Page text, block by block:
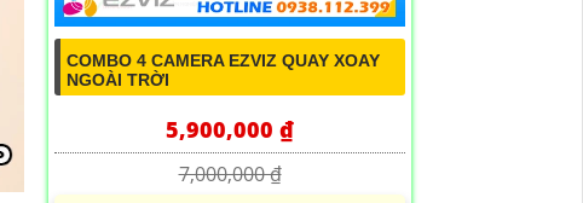
COMBO 4 CAMERA EZVIZ QUAY XOAY
NGOÀI TRỜI
5,900,000 ₫
7,000,000 ₫